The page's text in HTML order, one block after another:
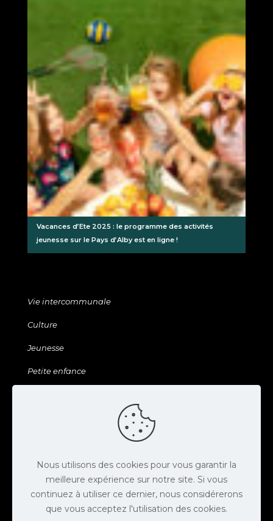
Vacances d’Ete 2025 : le programme des activités
jeunesse sur le Pays d’Alby est en ligne !
Vie intercommunale
Culture
Jeunesse
Petite enfance
Actus
Espace presse
Nous utilisons des cookies pour vous garantir la
meilleure expérience sur notre site. Si vous
continuez à utiliser ce dernier, nous considérerons
que vous acceptez l'utilisation des cookies.